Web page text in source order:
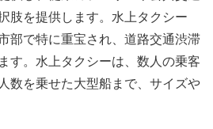
肢を提供します。水上タクシー
部で特に重宝され、道路交通渋滞
す。水上タクシーは、数人の乗客
数を乗せた大型船まで、サイズや